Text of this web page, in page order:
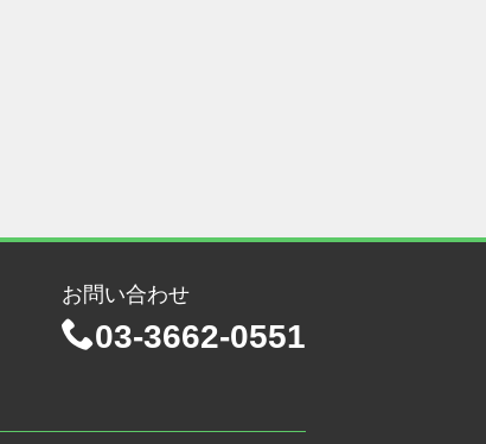
お問い合わせ
03-3662-0551